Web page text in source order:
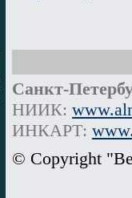
Санкт-
НИИК:
ИНКАРТ:
© Copyright